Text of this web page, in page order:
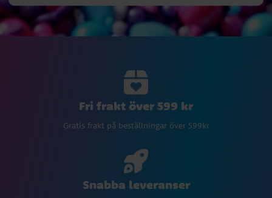
Fri frakt över 599 kr
Gratis frakt på beställningar över 599kr
Snabba leveranser